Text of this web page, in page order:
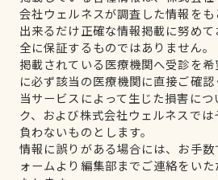
会社ウェルネスが調査した情報をも
出来るだけ正確な情報掲載に努め
全に保証するものではありません。
掲載されている医療機関へ受診を
に必ず該当の医療機関に直接ご確認
当サービスによって生じた損害に
ク、および株式会社ウェルネスで
負わないものとします。
情報に誤りがある場合には、お手
ォームより編集部までご連絡をい